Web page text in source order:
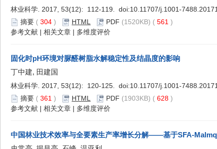
林业科学. 2017, 53(12): 112-119. doi:10.11707/j.1001-
摘要 ( 304 ) HTML PDF (1520KB) ( 561 )
参考文献 | 相关文章 | 多维度评价
固化时pH环境对脲醛树脂水解稳定性及结晶度的影响
丁中建, 田建国
林业科学. 2017, 53(12): 120-125. doi:10.11707/j.1001-
摘要 ( 361 ) HTML PDF (1903KB) ( 628 )
参考文献 | 相关文章 | 多维度评价
中国林业技术效率与全要素生产率增长分解——基于SFA-